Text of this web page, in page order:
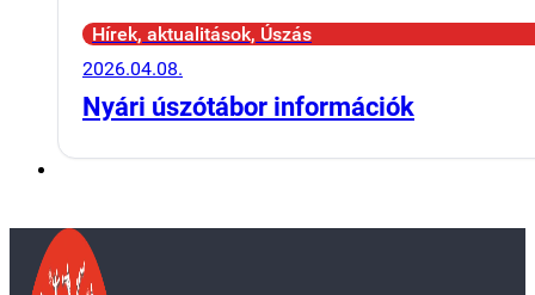
Hírek, aktualitások, Úszás
2026.04.08.
Nyári úszótábor információk